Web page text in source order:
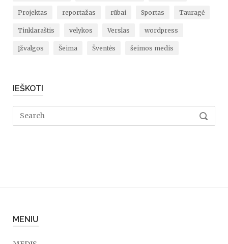
Projektas reportažas rūbai Sportas Tauragė
Tinklaraštis velykos Verslas wordpress
Įžvalgos Šeima Šventės šeimos medis
IEŠKOTI
Search
MENIU